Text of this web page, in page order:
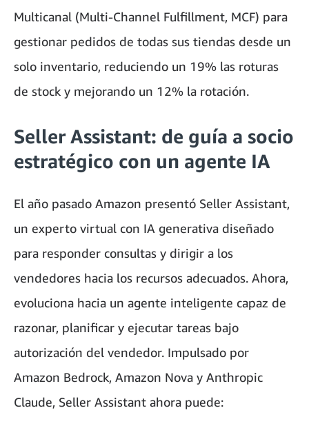
Multicanal (Multi-Channel Fulfillment, MCF) para
gestionar pedidos de todas sus tiendas desde un
solo inventario, reduciendo un 19% las roturas
de stock y mejorando un 12% la rotación.
Seller Assistant: de guía a socio
estratégico con un agente IA
El año pasado Amazon presentó Seller Assistant,
un experto virtual con IA generativa diseñado
para responder consultas y dirigir a los
vendedores hacia los recursos adecuados. Ahora,
evoluciona hacia un agente inteligente capaz de
razonar, planificar y ejecutar tareas bajo
autorización del vendedor. Impulsado por
Amazon Bedrock, Amazon Nova y Anthropic
Claude, Seller Assistant ahora puede: